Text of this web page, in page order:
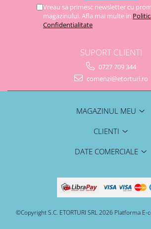
Vreau sa primesc newsletter cu
magazinului. Afla mai multe in
Confidentialitate
SUPORT CLIENTI
0727 709 344
comenzi@etorturi.ro
MAGAZINUL MEU
CLIENTI
DATE COMERCIALE
©Copyright S.C. ETORTURI SRL 2026 Platforma E-